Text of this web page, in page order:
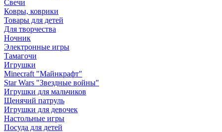
Свечи
Ковры, коврики
Товары для детей
Для творчества
Ночник
Электронные игры
Тамагочи
Игрушки
Minecraft "Майнкрафт"
Star Wars "Звездные войны"
Игрушки для мальчиков
Щенячий патруль
Игрушки для девочек
Настольные игры
Посуда для детей